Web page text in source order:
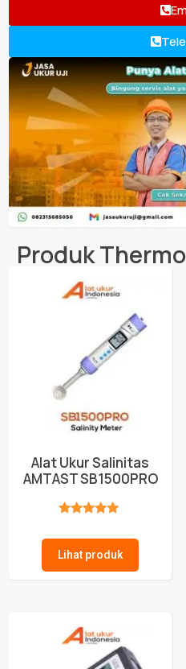
Produk
Alat Ukur Salinitas
AMTAST SB1500PRO
Lihat produk